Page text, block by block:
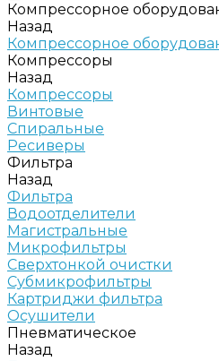
Компрессорное
Назад
Компрессорное
Компрессоры
Назад
Компрессоры
Винтовые
Спиральные
Ресиверы
Фильтра
Назад
Фильтра
Водоотделители
Магистральные
Микрофильтры
Сверхтонкой очистки
Субмикрофильтры
Картриджи фильтра
Осушители
Пневматическое
Назад